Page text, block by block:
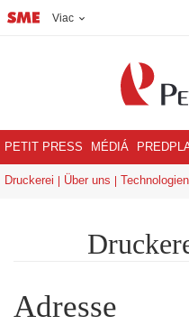
Viac
PETIT PRESS MÉDIÁ
Druckerei Über uns Technologien
Adresse